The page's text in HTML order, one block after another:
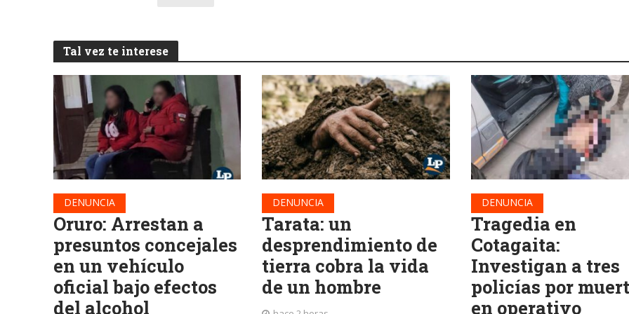
Tal vez te interese
DENUNCIA
Oruro: Arrestan a
presuntos concejales
en un vehículo
oficial bajo efectos
del alcohol
DENUNCIA
Tarata: un
desprendimiento de
tierra cobra la vida
de un hombre
DENUNCIA
Tragedia en
Cotagaita:
Investigan a tres
policías por
en operativo